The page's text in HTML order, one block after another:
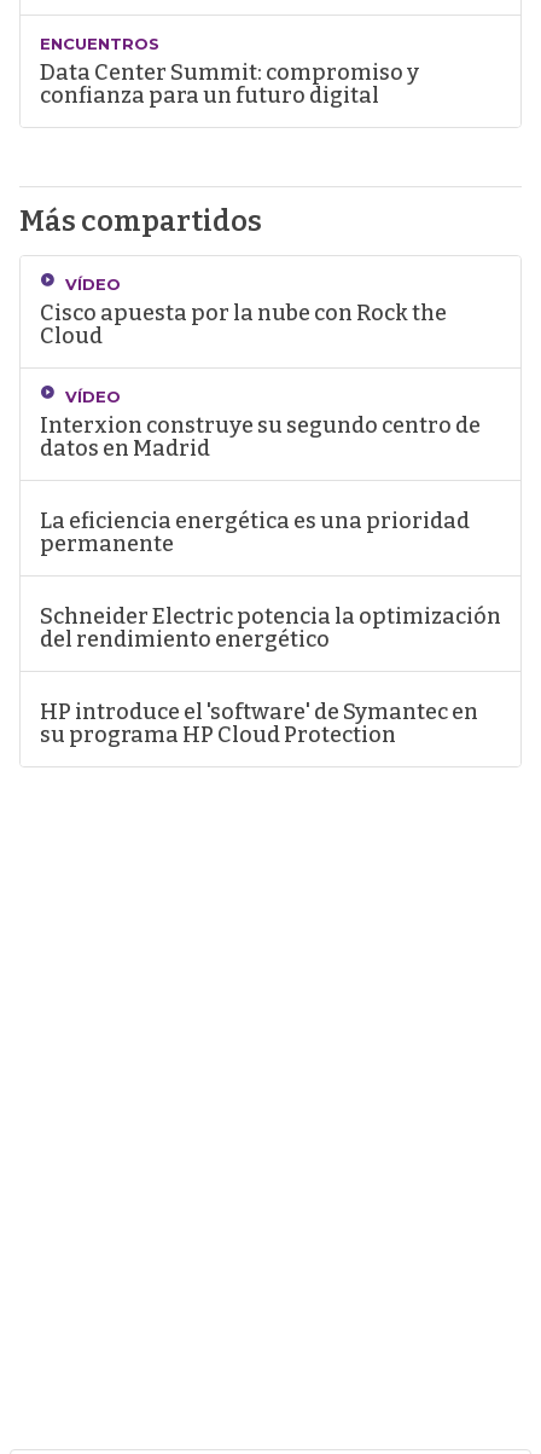
ENCUENTROS
Data Center Summit: compromiso y
confianza para un futuro digital
Más compartidos
VÍDEO
Cisco apuesta por la nube con Rock the
Cloud
VÍDEO
Interxion construye su segundo centro de
datos en Madrid
La eficiencia energética es una prioridad
permanente
Schneider Electric potencia la optimización
del rendimiento energético
HP introduce el 'software' de Symantec en
su programa HP Cloud Protection